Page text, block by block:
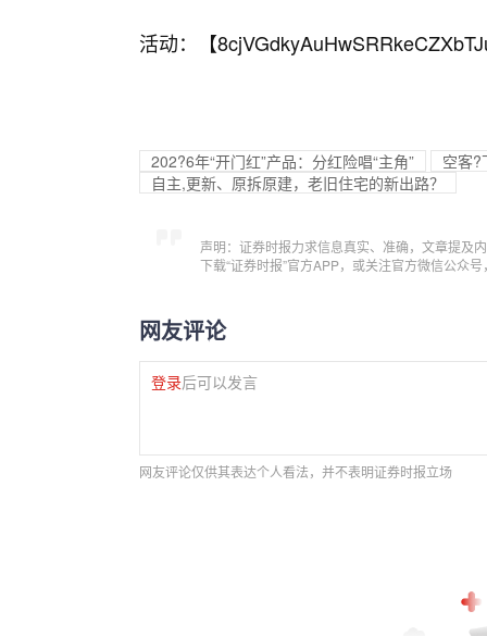
活动：【
202?6年“开门红”产品：分红险唱“主角”
空客?
自主,更新、原拆原建，老旧住宅的新出路？
声明：证券时报力求信息真实、准确，文章提及
下载“证券时报”官方APP，或关注官方微信公众
网友评论
登录后可以发言
网友评论仅供其表达个人看法，并不表明证券时报立场